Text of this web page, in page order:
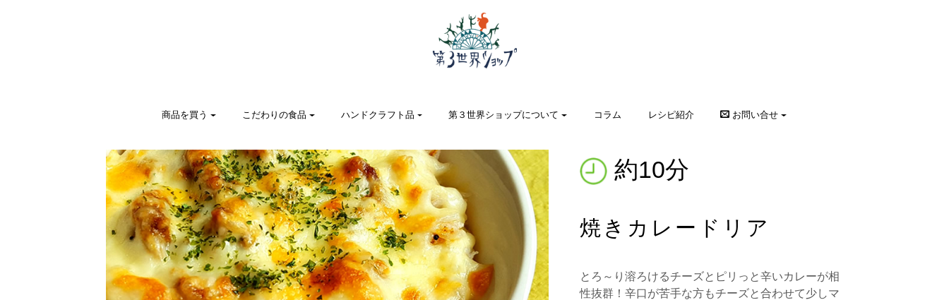
商品を買う こだわりの食品 ハンドクラフト品 第３世界ショップについて コラム レシピ紹介 お問い合せ
約10分
焼きカレードリア
とろ～り溶ろけるチーズとピリっと辛いカレーが相
性抜群！辛口が苦手な方もチーズと合わせて少しマ